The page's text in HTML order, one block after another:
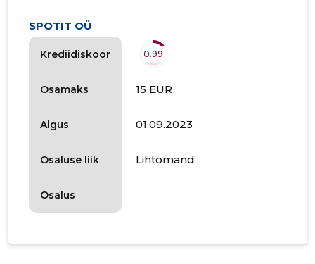
Krediidiskoor
Osamaks
Algus
Osaluse liik
Osalus
SPOTIT OÜ
0.99
15 EUR
01.09.2023
Lihtomand